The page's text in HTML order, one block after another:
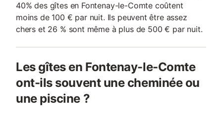
40% des gîtes en Fontenay-le-Comte coûtent
moins de 100 € par nuit. Ils peuvent être assez
chers et 26 % sont même à plus de 500 € par nuit.
Les gîtes en Fontenay-le-Comte
ont-ils souvent une cheminée ou
une piscine ?